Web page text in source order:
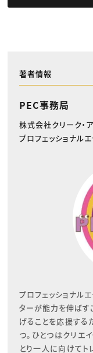
著者情報
PEC事務局
株式会社クリーク・
プロフェッショナル
プロフェッショナル
ターが能力を伸ばす
げることを応援する
つ。ひとつはクリエ
とり一人に向けてト